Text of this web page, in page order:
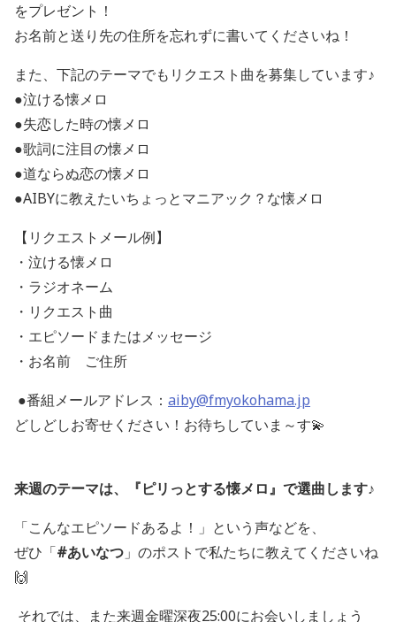
をプレゼント！
お名前と送り先の住所を忘れずに書いてくださいね！
また、下記のテーマでもリクエスト曲を募集しています♪
●泣ける懐メロ
●失恋した時の懐メロ
●歌詞に注目の懐メロ
●道ならぬ恋の懐メロ
●AIBYに教えたいちょっとマニアック？な懐メロ
【リクエストメール例】
・泣ける懐メロ
・ラジオネーム
・リクエスト曲
・エピソードまたはメッセージ
・お名前 ご住所
●番組メールアドレス： aiby@fmyokohama.jp
どしどしお寄せください！お待ちしていま～す💫
来週のテーマは、『ピリっとする懐メロ』で選曲します♪
「こんなエピソードあるよ！」という声などを、
ぜひ「#あいなつ 」のポストで私たちに教えてくださいね
🙌
それでは、また来週金曜深夜25:00にお会いしましょう